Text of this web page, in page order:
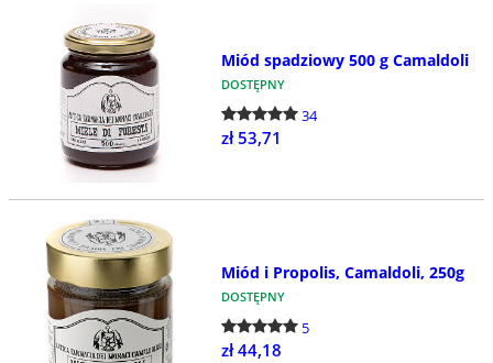
Miód spadziowy 500 g Camaldoli
DOSTĘPNY
34
zł 53,71
Miód i Propolis, Camaldoli, 250g
DOSTĘPNY
5
zł 44,18